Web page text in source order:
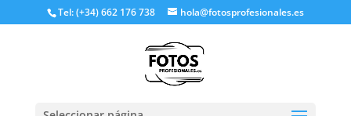
Tel: (+34) 662 176 738 hola@fotosprofesionales.es